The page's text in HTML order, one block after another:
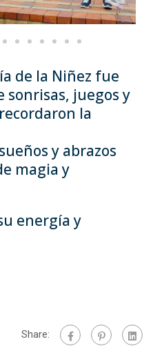
de la Niñez fue
sonrisas, juegos y
la
y abrazos
magia y
energía y
Share: